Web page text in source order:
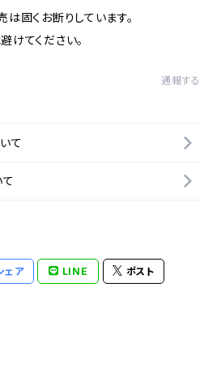
固くお断りしています。
けてください。
通報する
て
ェア LINE ポスト